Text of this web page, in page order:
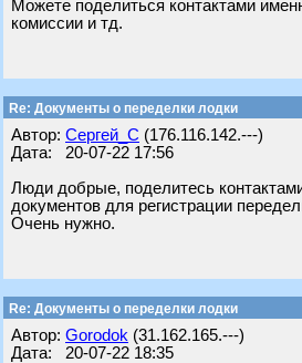
Можете поделиться контактами
комиссии и тд.
Re: Документы о переделки лодки
Автор: Сергей_С (176.116.142.---)
Дата: 20-07-22 17:56
Люди добрые, поделитесь
документов для регистрации
Очень нужно.
Re: Документы о переделки лодки
Автор: Gorodok (31.162.165.---)
Дата: 20-07-22 18:35